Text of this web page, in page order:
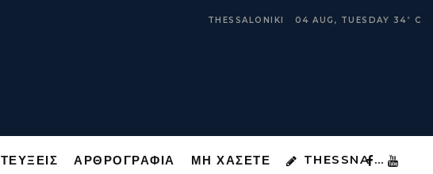
THESSALONIKI 04 AUG, TUESDAY 34 ° C
ΑΡΘΡΟΓΡΑΦΙΑ ΜΗ ΧΑΣΕΤΕ THESSNA …
ΜΗ ΧΑΣΕΤΕ THESSNA …